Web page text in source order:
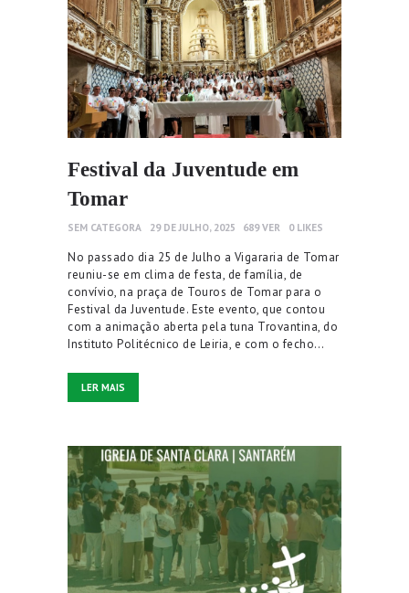
Festival da Juventude em
Tomar
SEM CATEGORA 29 DE JULHO, 2025 689VER 0 LIKES
No passado dia 25 de Julho a Vigararia de Tomar
reuniu-se em clima de festa, de família, de
convívio, na praça de Touros de Tomar para o
Festival da Juventude. Este evento, que contou
com a animação aberta pela tuna Trovantina, do
Instituto Politécnico de Leiria, e com o fecho…
LER MAIS